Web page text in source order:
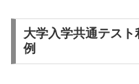
大学入学共通テス
例